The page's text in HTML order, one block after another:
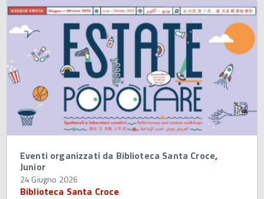
Eventi organizzati da Biblioteca Santa Croce,
Junior
24 Giugno 2026
Biblioteca Santa Croce